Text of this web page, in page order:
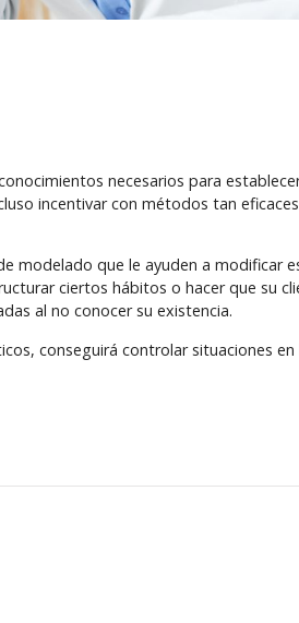
necesarios para
incentivar con métodos tan
modelado que le ayuden a modificar
ciertos hábitos o hacer que su
al no conocer su existencia.
conseguirá controlar situaciones